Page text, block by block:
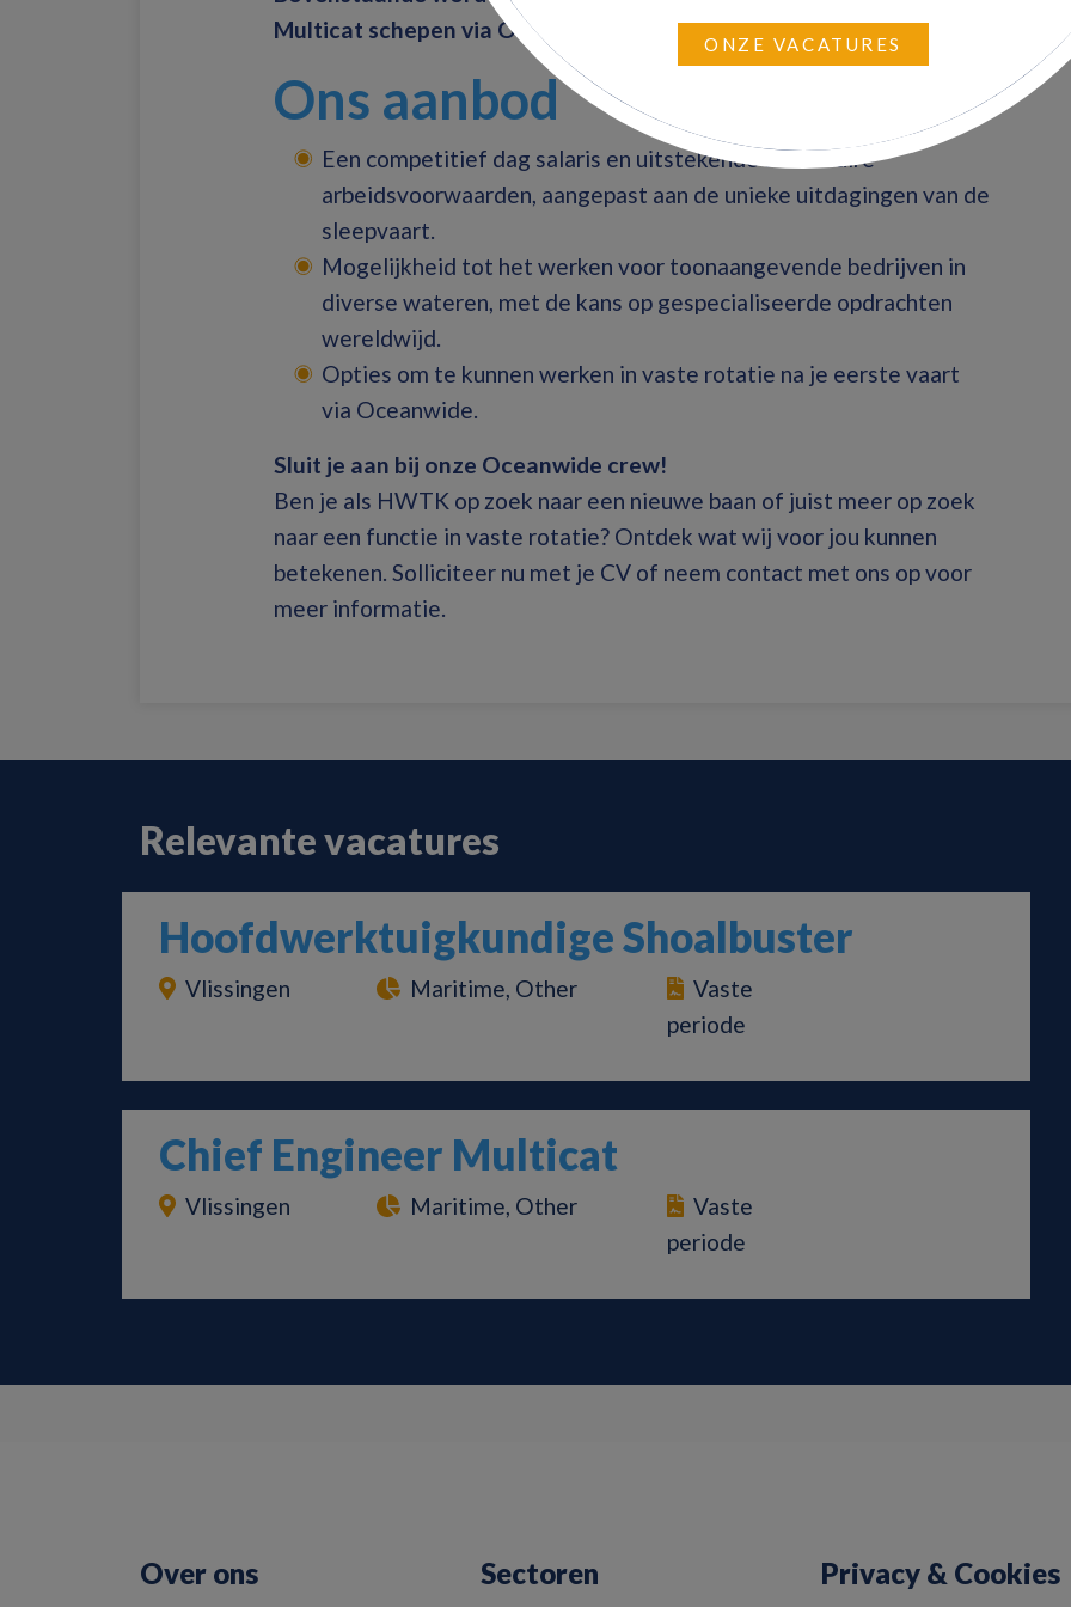
ONZE VACATURES
Multicat schepen via Oceanwide.
Ons aanbod
Een competitief dag salaris en uitstekende secundaire
arbeidsvoorwaarden, aangepast aan de unieke uitdagingen van de
sleepvaart.
Mogelijkheid tot het werken voor toonaangevende bedrijven in
diverse wateren, met de kans op gespecialiseerde opdrachten
wereldwijd.
Opties om te kunnen werken in vaste rotatie na je eerste vaart
via Oceanwide.
Sluit je aan bij onze Oceanwide crew!
Ben je als HWTK op zoek naar een nieuwe baan of juist meer op zoek
naar een functie in vaste rotatie? Ontdek wat wij voor jou kunnen
betekenen. Solliciteer nu met je CV of neem contact met ons op voor
meer informatie.
Relevante vacatures
Hoofdwerktuigkundige Shoalbuster
Vlissingen Maritime, Other
Vaste
periode
Chief Engineer Multicat
Vlissingen Maritime, Other
Vaste
periode
Over ons Sectoren Privacy & Cookies